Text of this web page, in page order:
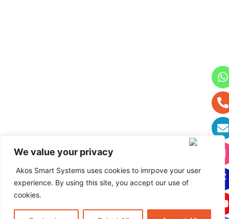
We value your privacy
Akos Smart Systems uses cookies to imrpove your user
experience. By using this site, you accept our use of
cookies.
Kataloğunuzu görmek
Resimlerinizi görmek
Müşteri hizmetlerinize